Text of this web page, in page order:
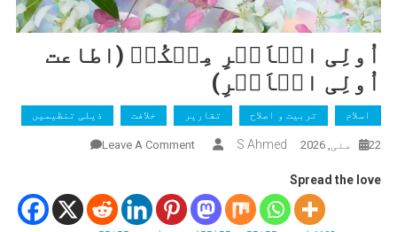
اُولِی الۡاَمۡرِ مِنۡکُمۡ (اطاعت
اُولِی الۡاَمۡرِ)
اسلام تربیت و اصلاح تقاریر خلافت ذیلی تنظیمیں
22 مئی, 2026 S Ahmed
Leave A Comment
مِنۡکُمۡ
(اطاعت
Spread the love